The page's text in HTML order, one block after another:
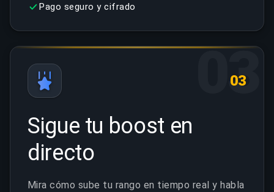
Pago seguro y cifrado
03
03
Sigue tu boost en
directo
Mira cómo sube tu rango en tiempo real y habla